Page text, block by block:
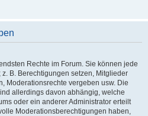
Rechte im Forum. Sie können jede
B. Berechtigungen setzen, Mitglieder
Moderationsrechte vergeben usw. Die
allerdings davon abhängig, welche
oder ein anderer Administrator erteilt
Moderationsberechtigungen haben,